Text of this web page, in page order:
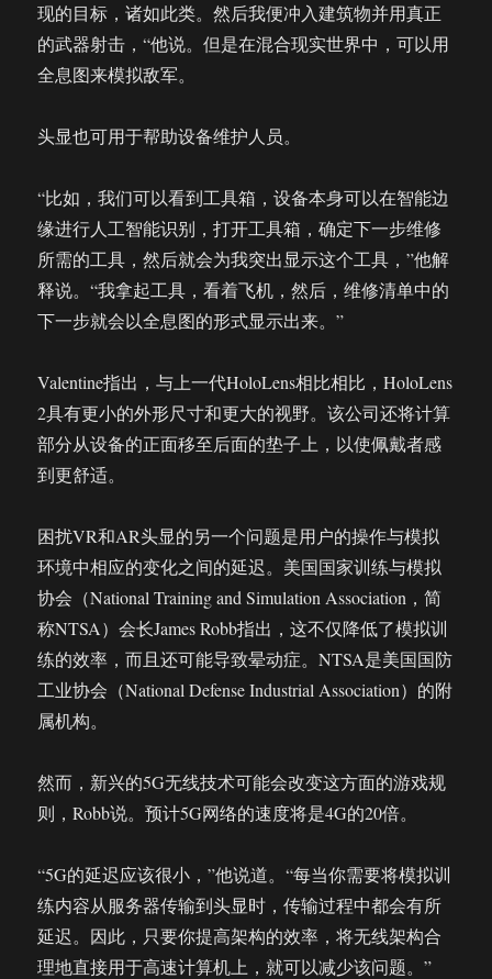
现的目标，诸如此类。然后我便冲入建筑物并用真正
的武器射击，“他说。但是在混合现实世界中，可以用
全息图来模拟敌军。
头显也可用于帮助设备维护人员。
“比如，我们可以看到工具箱，设备本身可以在智能边
缘进行人工智能识别，打开工具箱，确定下一步维修
所需的工具，然后就会为我突出显示这个工具，”他解
释说。“我拿起工具，看着飞机，然后，维修清单中的
下一步就会以全息图的形式显示出来。”
Valentine指出，与上一代HoloLens相比相比，HoloLens
2具有更小的外形尺寸和更大的视野。该公司还将计算
部分从设备的正面移至后面的垫子上，以使佩戴者感
到更舒适。
困扰VR和AR头显的另一个问题是用户的操作与模拟
环境中相应的变化之间的延迟。美国国家训练与模拟
协会（National Training and Simulation Association，简
称NTSA）会长James Robb指出，这不仅降低了模拟训
练的效率，而且还可能导致晕动症。NTSA是美国国防
工业协会（National Defense Industrial Association）的附
属机构。
然而，新兴的5G无线技术可能会改变这方面的游戏规
则，Robb说。预计5G网络的速度将是4G的20倍。
“5G的延迟应该很小，”他说道。“每当你需要将模拟训
练内容从服务器传输到头显时，传输过程中都会有所
延迟。因此，只要你提高架构的效率，将无线架构合
理地直接用于高速计算机上，就可以减少该问题。”